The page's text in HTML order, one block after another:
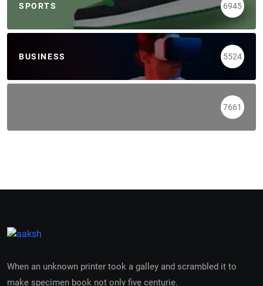
SPORTS 6945
BUSINESS 5524
7661
When an unknown printer took a galley and scrambled it to
make specimen book not only five centurie.